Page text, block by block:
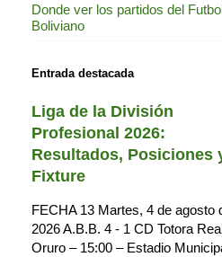
Donde ver los partidos del
Boliviano
Entrada destacada
Liga de la División
Profesional 2026:
Resultados, Posiciones
Fixture
FECHA 13 Martes, 4 de agosto
2026 A.B.B. 4 - 1 CD Totora
Oruro – 15:00 – Estadio